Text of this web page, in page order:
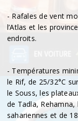
- Rafales de vent
l’Atlas et les
endroits.
- Températures
le Rif, de 25/32°C
le Souss, les
de Tadla, Rehamna,
sahariennes et de